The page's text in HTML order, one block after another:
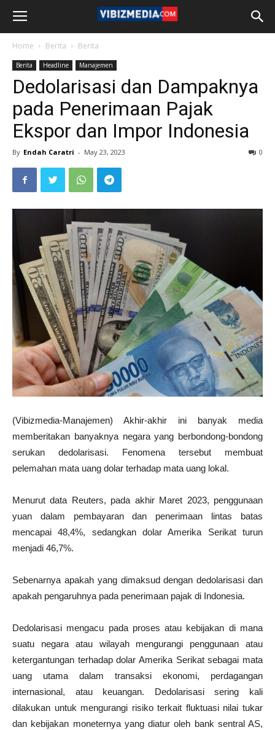
Home Berita Berita
Berita Headline Manajemen
Dedolarisasi dan Dampaknya
pada Penerimaan Pajak
Ekspor dan Impor Indonesia
By Endah Caratri - May 23, 2023 0
(Vibizmedia-Manajemen) Akhir-akhir ini banyak media
memberitakan banyaknya negara yang berbondong-bondong
serukan dedolarisasi. Fenomena tersebut membuat
pelemahan mata uang dolar terhadap mata uang lokal.
Menurut data Reuters, pada akhir Maret 2023, penggunaan
yuan dalam pembayaran dan penerimaan lintas batas
mencapai 48,4%, sedangkan dolar Amerika Serikat turun
menjadi 46,7%.
Sebenarnya apakah yang dimaksud dengan dedolarisasi dan
apakah pengaruhnya pada penerimaan pajak di Indonesia.
Dedolarisasi mengacu pada proses atau kebijakan di mana
suatu negara atau wilayah mengurangi penggunaan atau
ketergantungan terhadap dolar Amerika Serikat sebagai mata
uang utama dalam transaksi ekonomi, perdagangan
internasional, atau keuangan. Dedolarisasi sering kali
dilakukan untuk mengurangi risiko terkait fluktuasi nilai tukar
dan kebijakan moneternya yang diatur oleh bank sentral AS,